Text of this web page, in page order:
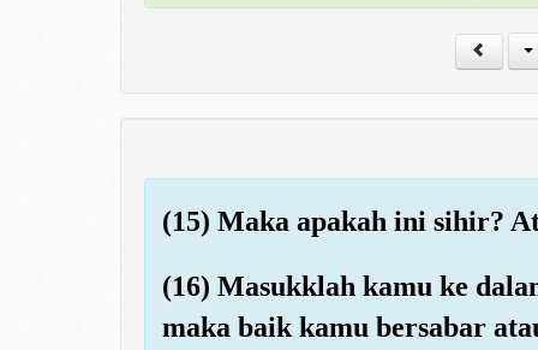
(15) Maka apakah ini sihir?
(16) Masukklah kamu ke
maka baik kamu bersabar